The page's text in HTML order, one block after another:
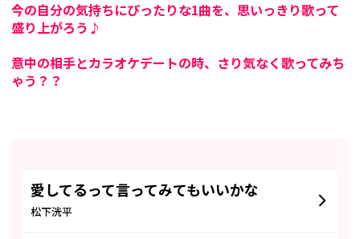
今の自分の気持ちにぴったりな1曲を、思いっきり歌って
盛り上がろう♪
意中の相手とカラオケデートの時、さり気なく歌ってみち
ゃう？？
愛してるって言ってみてもいいかな
松下洸平